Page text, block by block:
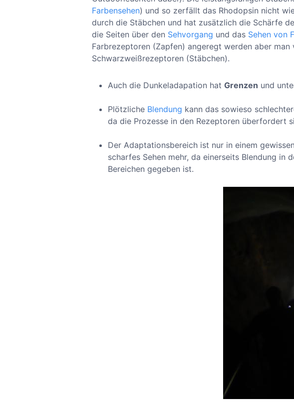
Farbensehen) und so zerfällt das Rhodopsin nicht
durch die Stäbchen und hat zusätzlich die Schärfe
die Seiten über den Sehvorgang und das Sehen von
Farbrezeptoren (Zapfen) angeregt werden aber
Schwarzweißrezeptoren (Stäbchen).
Auch die Dunkeladapation hat Grenzen und
Plötzliche Blendung kann das sowieso
da die Prozesse in den Rezeptoren überfordert
Der Adaptationsbereich ist nur in einem gewissen
scharfes Sehen mehr, da einerseits Blendung in
Bereichen gegeben ist.